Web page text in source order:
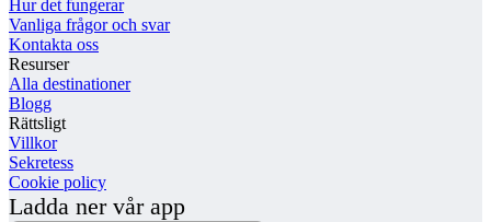
Hur det fungerar
Vanliga frågor och svar
Kontakta oss
Resurser
Alla destinationer
Blogg
Rättsligt
Villkor
Sekretess
Cookie policy
Ladda ner vår app